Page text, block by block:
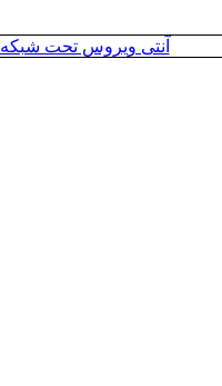
آنتی ویروس تحت شبکه